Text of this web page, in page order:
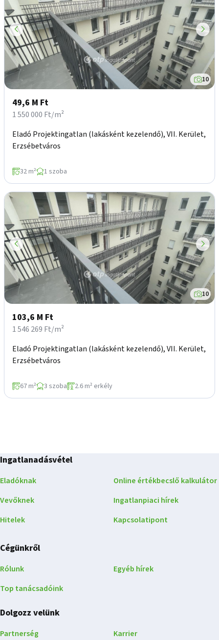
10
49,6 M Ft
1 550 000 Ft/m²
Eladó Projektingatlan (lakásként kezelendő), VII. Kerület,
Erzsébetváros
32 m² 1 szoba
10
103,6 M Ft
1 546 269 Ft/m²
Eladó Projektingatlan (lakásként kezelendő), VII. Kerület,
Erzsébetváros
67 m² 3 szoba 2.6 m² erkély
Ingatlanadásvétel
Eladóknak
Vevőknek
Hitelek
Online értékbecslő kalkulátor
Ingatlanpiaci hírek
Kapcsolatipont
Cégünkről
Rólunk
Top tanácsadóink
Egyéb hírek
Dolgozz velünk
Partnerség Karrier